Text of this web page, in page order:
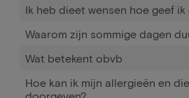
Ik heb dieet wensen hoe geef
Waarom zijn sommige dagen
Wat betekent obvb
Hoe kan ik mijn allergieën en